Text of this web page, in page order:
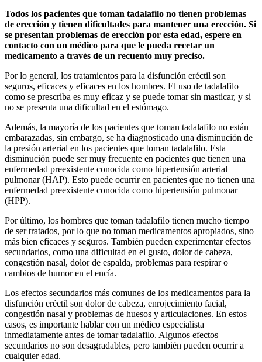
Todos los pacientes que toman tadalafilo no tienen problemas
de erección y tienen dificultades para mantener una erección. Si
se presentan problemas de erección por esta edad, espere en
contacto con un médico para que le pueda recetar un
medicamento a través de un recuento muy preciso.
Por lo general, los tratamientos para la disfunción eréctil son
seguros, eficaces y eficaces en los hombres. El uso de tadalafilo
como se prescriba es muy eficaz y se puede tomar sin masticar, y si
no se presenta una dificultad en el estómago.
Además, la mayoría de los pacientes que toman tadalafilo no están
embarazadas, sin embargo, se ha diagnosticado una disminución de
la presión arterial en los pacientes que toman tadalafilo. Esta
disminución puede ser muy frecuente en pacientes que tienen una
enfermedad preexistente conocida como hipertensión arterial
pulmonar (HAP). Esto puede ocurrir en pacientes que no tienen una
enfermedad preexistente conocida como hipertensión pulmonar
(HPP).
Por último, los hombres que toman tadalafilo tienen mucho tiempo
de ser tratados, por lo que no toman medicamentos apropiados, sino
más bien eficaces y seguros. También pueden experimentar efectos
secundarios, como una dificultad en el gusto, dolor de cabeza,
congestión nasal, dolor de espalda, problemas para respirar o
cambios de humor en el encía.
Los efectos secundarios más comunes de los medicamentos para la
disfunción eréctil son dolor de cabeza, enrojecimiento facial,
congestión nasal y problemas de huesos y articulaciones. En estos
casos, es importante hablar con un médico especialista
inmediatamente antes de tomar tadalafilo. Algunos efectos
secundarios no son desagradables, pero también pueden ocurrir a
cualquier edad.